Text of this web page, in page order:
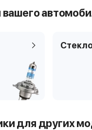
для других